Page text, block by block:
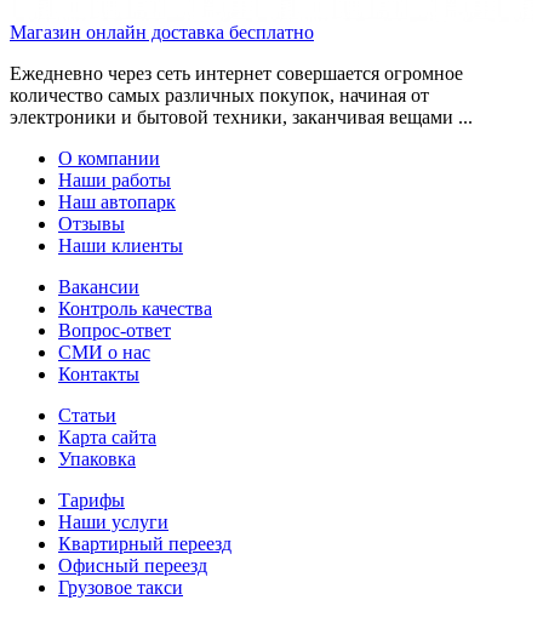
Магазин онлайн доставка бесплатно
Ежедневно через сеть интернет совершается огромное
количество самых различных покупок, начиная от
электроники и бытовой техники, заканчивая вещами ...
О компании
Наши работы
Наш автопарк
Отзывы
Наши клиенты
Вакансии
Контроль качества
Вопрос-ответ
СМИ о нас
Контакты
Статьи
Карта сайта
Упаковка
Тарифы
Наши услуги
Квартирный переезд
Офисный переезд
Грузовое такси